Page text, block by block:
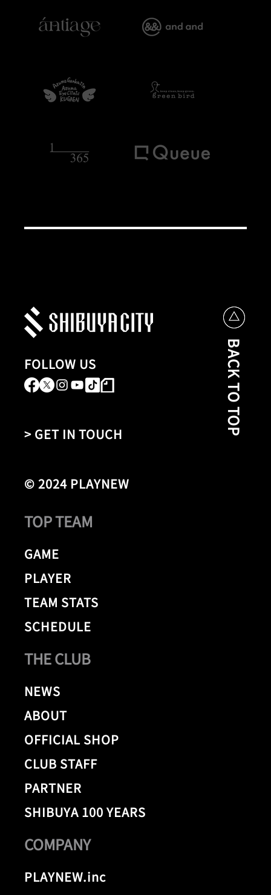
FOLLOW US
> GET IN TOUCH
© 2024 PLAYNEW
THE CLUB
NEWS
ABOUT
OFFICIAL SHOP
CLUB STAFF
PARTNER
SHIBUYA 100 YEARS
COMPANY
PLAYNEW.inc
TOP TEAM
GAME
PLAYER
TEAM STATS
SCHEDULE
BACK TO TOP